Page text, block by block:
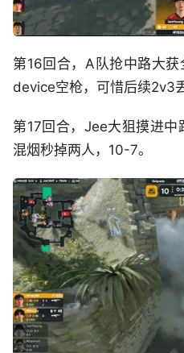
第16回合，A队抢中路大
device空枪，可惜后续2v3
第17回合，Jee大狙摸进
混烟秒掉两人，10-7。